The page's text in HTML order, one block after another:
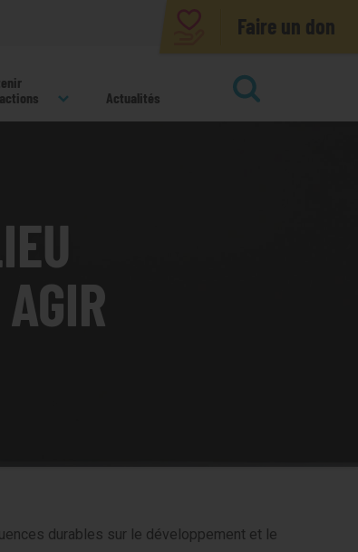
Faire un don
Actualités
durables sur le développement et le